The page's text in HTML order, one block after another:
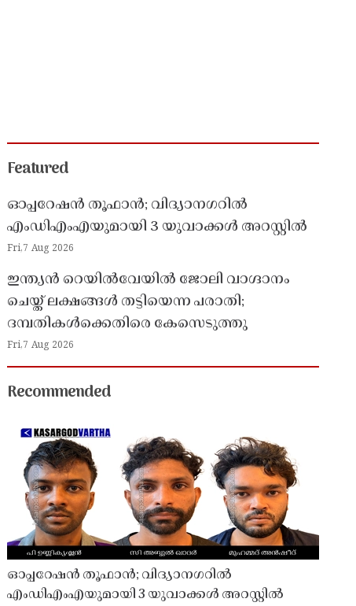
Featured
ഓപ്പറേഷൻ തൂഫാൻ; വിദ്യാനഗറിൽ
എംഡിഎംഎയുമായി 3 യുവാക്കൾ അറസ്റ്റിൽ
Fri,7 Aug 2026
ഇന്ത്യൻ റെയിൽവേയിൽ ജോലി വാഗ്ദാനം
ചെയ്ത് ലക്ഷങ്ങൾ തട്ടിയെന്ന പരാതി;
ദമ്പതികൾക്കെതിരെ കേസെടുത്തു
Fri,7 Aug 2026
Recommended
ഓപ്പറേഷൻ തൂഫാൻ; വിദ്യാനഗറിൽ
എംഡിഎംഎയുമായി 3 യുവാക്കൾ അറസ്റ്റിൽ